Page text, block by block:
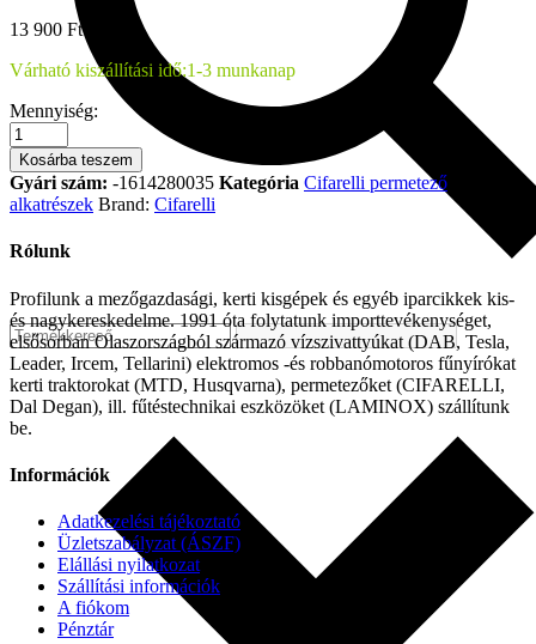
13 900 Ft
Várható kiszállítási idő:1-3 munkanap
PERMETEZŐ
CIFARELLI
M3A
KARBURÁTOR
MEMBRÁN
KÉSZLE
Mennyiség:
Kosárba teszem
Gyári szám: -1614280035 Kategória Cifarelli permetező
alkatrészek Brand: Cifarelli
Rólunk
Profilunk a mezőgazdasági, kerti kisgépek és egyéb iparcikkek kis-
és nagykereskedelme. 1991 óta folytatunk importtevékenységet,
elsősorban Olaszországból származó vízszivattyúkat (DAB, Tesla,
Leader, Ircem, Tellarini) elektromos -és robbanómotoros fűnyírókat
kerti traktorokat (MTD, Husqvarna), permetezőket (CIFARELLI,
Dal Degan), ill. fűtéstechnikai eszközöket (LAMINOX) szállítunk
be.
Információk
Adatkezelési tájékoztató
Üzletszabályzat (ÁSZF)
Elállási nyilatkozat
Szállítási információk
A fiókom
Pénztár